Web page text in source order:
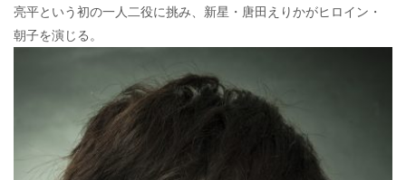
亮平という初の一人二役に挑み、新星・唐田えりかがヒロイン・
朝子を演じる。